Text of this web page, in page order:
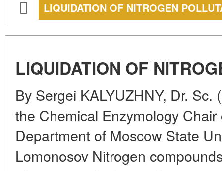
LIQUIDATION OF NITROGEN
LIQUIDATION OF
By Sergei KALYUZHNY, Dr.
the Chemical Enzymology
Department of Moscow State
Lomonosov Nitrogen